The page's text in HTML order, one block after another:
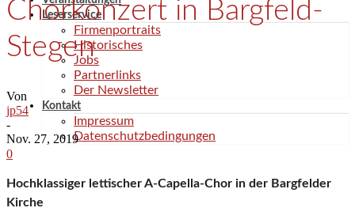
Leserservice
Firmenportraits
Historisches
Jobs
Partnerlinks
Der Newsletter
Kontakt
Impressum
Datenschutzbedingungen
Chorkonzert in Bargfeld-
Stegen
Von
jp54
-
Nov. 27, 2019
0
Hochklassiger lettischer A-Capella-Chor in der Bargfelder
Kirche